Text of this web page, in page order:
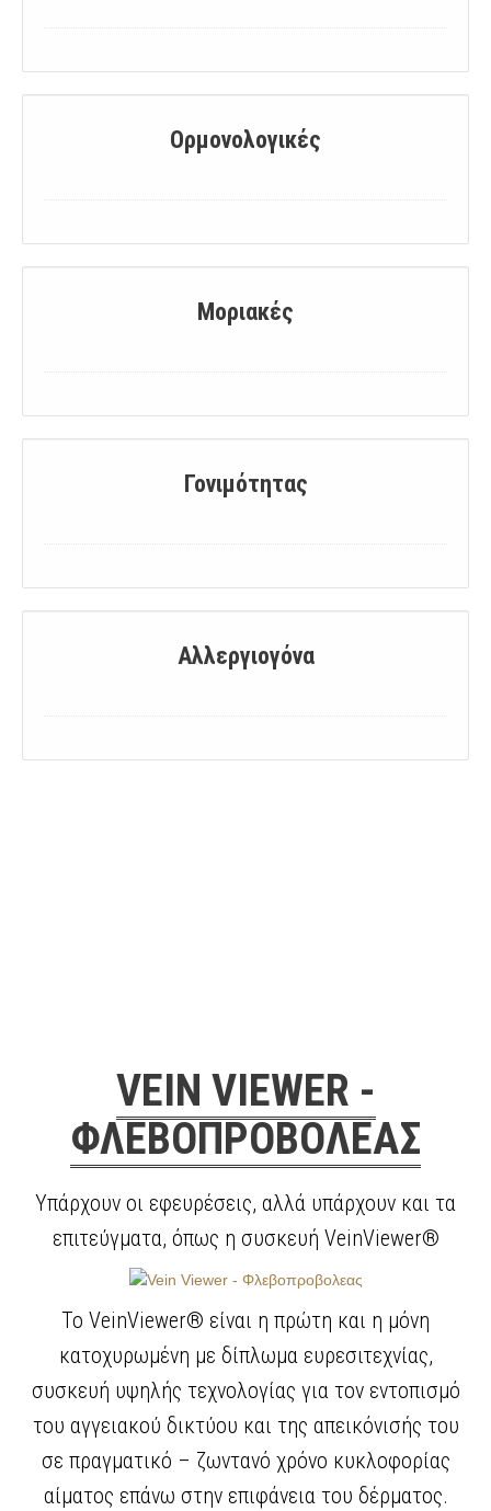
Ορμονολογικές
Μοριακές
Γονιμότητας
Αλλεργιογόνα
VEIN VIEWER -
ΦΛΕΒΟΠΡΟΒΟΛΕΑΣ
Υπάρχουν οι εφευρέσεις, αλλά υπάρχουν και τα
επιτεύγματα, όπως η συσκευή VeinViewer®
Το VeinViewer® είναι η πρώτη και η μόνη
κατοχυρωμένη με δίπλωμα ευρεσιτεχνίας,
συσκευή υψηλής τεχνολογίας για τον εντοπισμό
του αγγειακού δικτύου και της απεικόνισής του
σε πραγματικό – ζωντανό χρόνο κυκλοφορίας
αίματος επάνω στην επιφάνεια του δέρματος.